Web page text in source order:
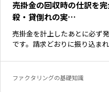
売掛金の回収時の仕訳を
殺・貸倒れの実…
売掛金を計上したあとに必ず
です。請求どおりに振り込ま
ファクタリングの基礎知識